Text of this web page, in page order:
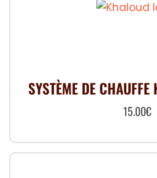
SYSTÈME DE
15.00€